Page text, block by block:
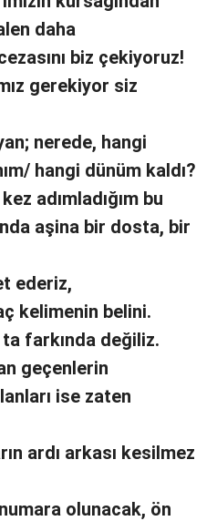
daha
biz çekiyoruz!
gerekiyor siz
nerede, hangi
hangi dünüm kaldı?
adımladığım bu
aşina bir dosta, bir
ederiz,
kelimenin belini.
farkında değiliz.
geçenlerin
ise zaten
ardı arkası kesilmez
olunacak, ön